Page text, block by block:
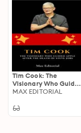
Tim Cook: The
Visionary Who Guided
Apple After the
MAX EDITORIAL